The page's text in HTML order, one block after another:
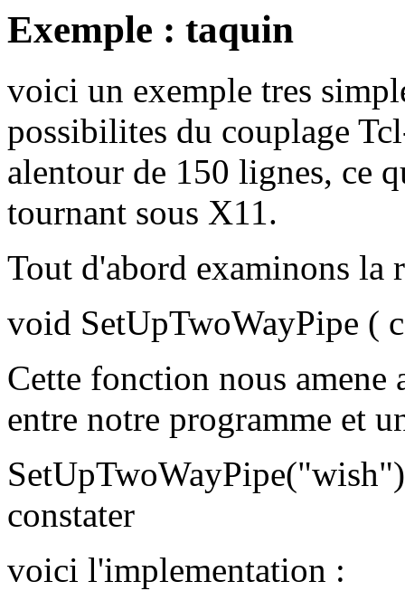
Exemple : taquin
voici un exemple tres
possibilites du couplage
alentour de 150 lignes, ce
tournant sous X11.
Tout d'abord examinons la
void SetUpTwoWayPipe (
Cette fonction nous
entre notre programme et
constater
voici l'implementation :